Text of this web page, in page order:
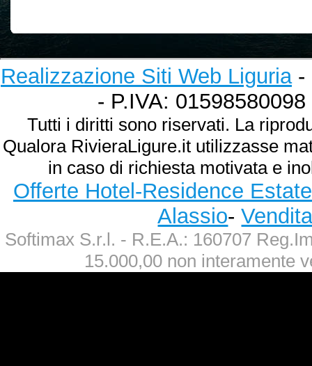
Realizzazione Siti Web Liguria-
- P.IVA:
Tutti i diritti sono riservati. La
Qualora RivieraLigure.it utilizzasse
in caso di richiesta motivata e
Offerte Hotel-Residence
Alassio-
Softimax S.r.l. - R.E.A.: 160707
15.000,00 non interamente